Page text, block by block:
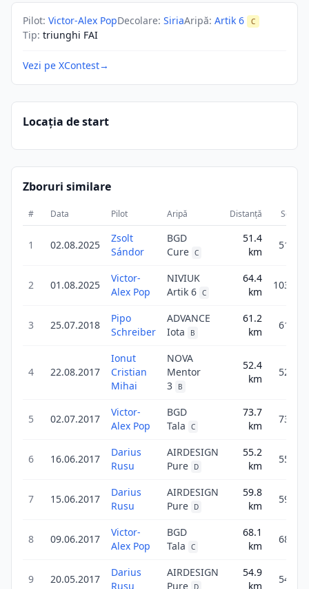
Pilot: Victor-Alex PopDecolare: SiriaAripă: Artik 6 C
Tip: triunghi FAI
Vezi pe XContest→
Locația de start
Zboruri similare
# Data Pilot Aripă Distanță Scor
1 02.08.2025
Zsolt
Sándor
BGD
Cure C
51.4
km
51.4
2 01.08.2025
Victor-
Alex Pop
NIVIUK
Artik 6 C
64.4
km
103.0
3 25.07.2018
Pipo
Schreiber
ADVANCE
Iota
B
61.2
km
61.2
4 22.08.2017
Ionut
Cristian
Mihai
NOVA
Mentor
3
B
52.4
km
52.4
5 02.07.2017
Victor-
Alex Pop
BGD
Tala
C
73.7
km
73.7
6 16.06.2017
Darius
Rusu
AIRDESIGN
Pure
D
55.2
km
55.2
7 15.06.2017
Darius
Rusu
AIRDESIGN
Pure
D
59.8
km
59.8
8 09.06.2017
Victor-
Alex Pop
BGD
Tala
C
68.1
km
68.1
9 20.05.2017
Darius
Rusu
AIRDESIGN
Pure
D
54.9
km
54.9